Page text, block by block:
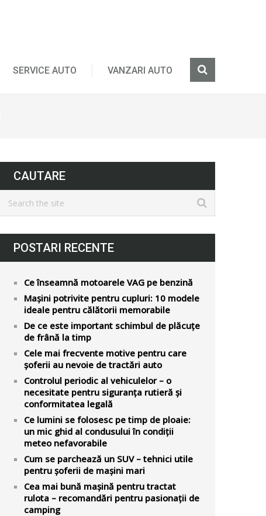
SERVICE AUTO VANZARI AUTO
CAUTARE
POSTARI RECENTE
Ce înseamnă motoarele VAG pe benzină
Mașini potrivite pentru cupluri: 10 modele
ideale pentru călătorii memorabile
De ce este important schimbul de plăcuțe
de frână la timp
Cele mai frecvente motive pentru care
șoferii au nevoie de tractări auto
Controlul periodic al vehiculelor – o
necesitate pentru siguranța rutieră și
conformitatea legală
Ce lumini se folosesc pe timp de ploaie:
un mic ghid al condusului în condiții
meteo nefavorabile
Cum se parchează un SUV – tehnici utile
pentru șoferii de mașini mari
Cea mai bună mașină pentru tractat
rulota – recomandări pentru pasionații de
camping